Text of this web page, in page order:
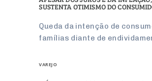
SUSTENTA OTIMISMO DO
Queda da intenção de
famílias diante de
VAREJO